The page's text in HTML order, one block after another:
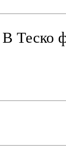
В Теско